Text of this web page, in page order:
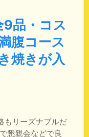
9品・コス
腹コース
焼きが入
もリーズナブルだ
懇親会などで良